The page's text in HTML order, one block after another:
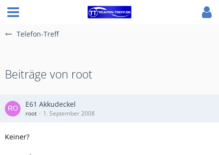
Telefon-Treff
Beiträge von root
E61 Akkudeckel
root 1. September 2008
Keiner?